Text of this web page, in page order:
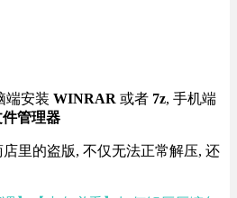
端安装 WINRAR 或者 7z, 手机端
件管理器
里的盗版, 不仅无法正常解压, 还